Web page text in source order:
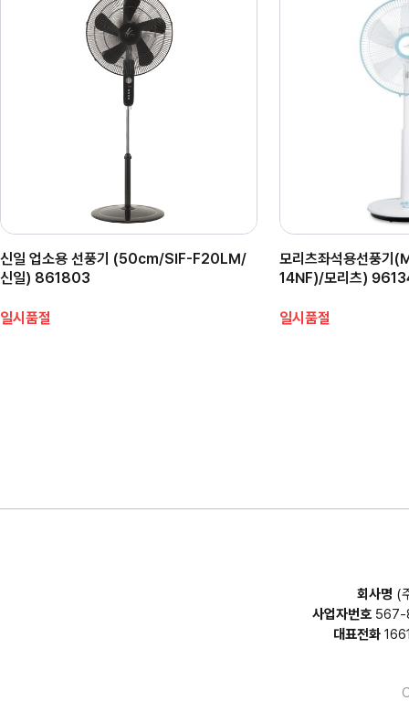
신일 업소용 선풍기 (50cm/SIF-F20LM/
신일) 861803
일시품절
모리츠좌석용선풍기
14NF)/모리츠)
일시품절
회사명 (
사업자번호567-
대표전화